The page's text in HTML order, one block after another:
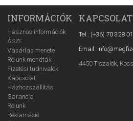
INFORMÁCIÓK
Hasznos információk
ÁSZF
Vásárlás menete
Rólunk mondták
Fizetési tudnivalók
Kapcsolat
Házhozszállítás
Garancia
Rólunk
Reklamáció
KAPCSOLAT
Tel.: (+36) 70 328
Email:
4450 Tiszalök,